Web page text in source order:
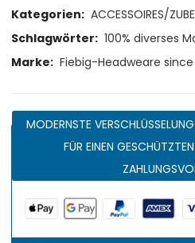
Kategorien: ACCESSOIRES/
Schlagwörter: 100% diverses
Marke: Fiebig-Headweare since
MODERNSTE
FÜR EINEN